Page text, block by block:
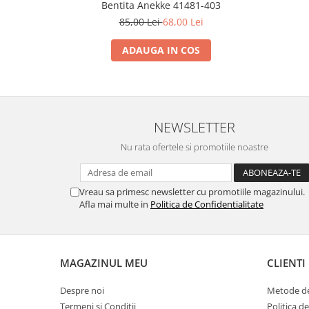
Bentita Anekke 41481-403
85,00 Lei68,00 Lei
ADAUGA IN COS
NEWSLETTER
Nu rata ofertele si promotiile noastre
Vreau sa primesc newsletter cu promotiile magazinului.
Afla mai multe in Politica de Confidentialitate
MAGAZINUL MEU
Despre noi
Termeni si Conditii
CLIENTI
Metode
Politica